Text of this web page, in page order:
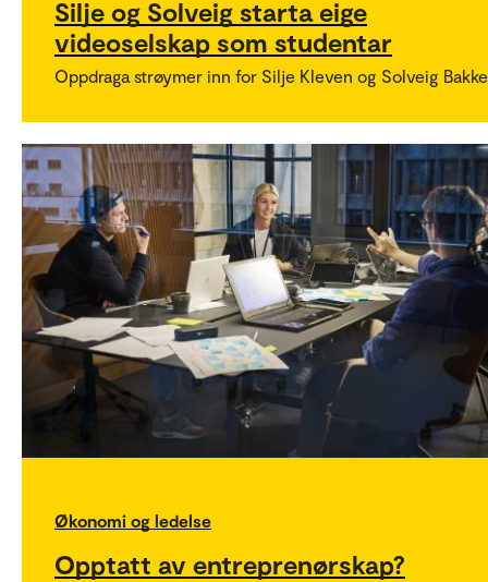
Silje og Solveig starta eige
videoselskap som studentar
Oppdraga strøymer inn for Silje Kleven og Solveig
Økonomi og ledelse
Opptatt av entreprenørskap?